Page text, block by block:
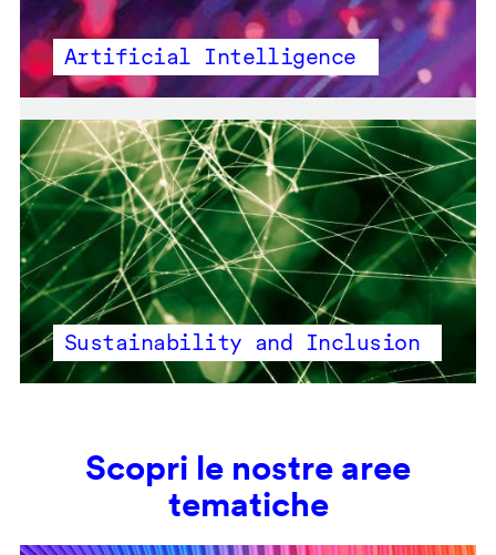
Artificial Intelligence
Sustainability and Inclusion
Scopri le nostre aree
tematiche